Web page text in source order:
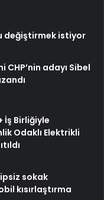
değiştirmek istiyor
CHP’nin adayı Sibel
İş Birliğiyle
Odaklı Elektrikli
sokak
kısırlaştırma